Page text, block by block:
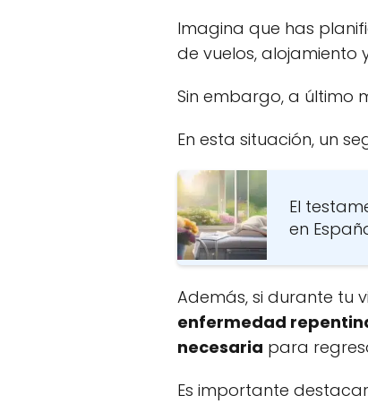
Imagina que has
de vuelos, alojamiento
Sin embargo, a último
En esta situación, un
El
en
Además, si durante tu
enfermedad
necesaria para
Es importante